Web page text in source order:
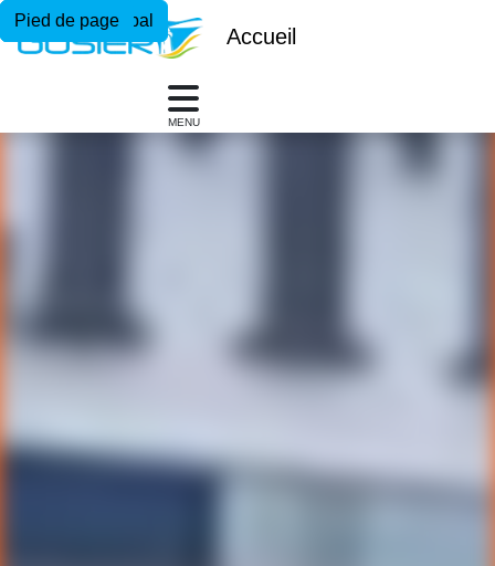
Menu principal
Contenu principal
Pied de page
Accueil
MENU